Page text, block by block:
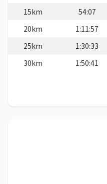
15km
54:07
20km
1:11:57
25km
1:30:33
30km
1:50:41